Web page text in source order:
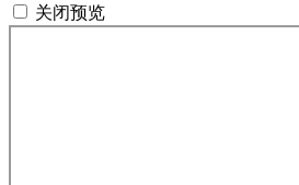
关闭预览